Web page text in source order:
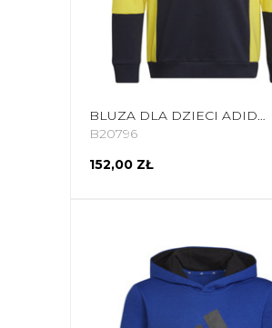
BLUZA DLA DZIECI ADIDAS COLOURBLOCK HOODIE SZARO-ŻÓŁTO-CZARNA HN8567
B20796
152,00 ZŁ